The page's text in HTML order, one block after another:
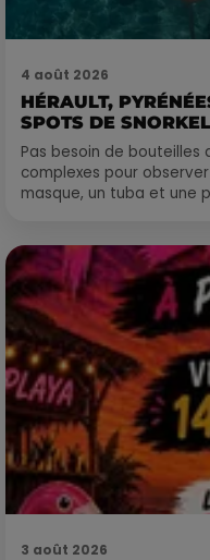
4 août 2026
HÉRAULT,
SPOTS DE
Pas besoin de bouteilles
complexes pour
masque, un tuba et une
3 août 2026